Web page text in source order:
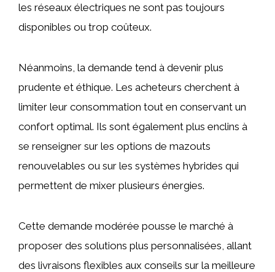
les réseaux électriques ne sont pas toujours
disponibles ou trop coûteux.
Néanmoins, la demande tend à devenir plus
prudente et éthique. Les acheteurs cherchent à
limiter leur consommation tout en conservant un
confort optimal. Ils sont également plus enclins à
se renseigner sur les options de mazouts
renouvelables ou sur les systèmes hybrides qui
permettent de mixer plusieurs énergies.
Cette demande modérée pousse le marché à
proposer des solutions plus personnalisées, allant
des livraisons flexibles aux conseils sur la meilleure